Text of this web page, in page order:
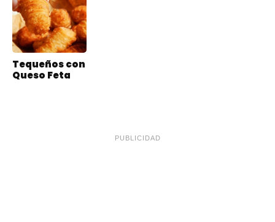
Tequeños con
Queso Feta
PUBLICIDAD